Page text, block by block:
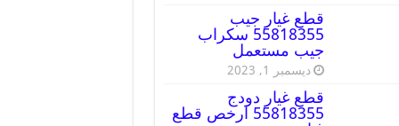
قطع غيار جيب
55818355 سكراب
جيب مستعمل
ديسمبر 1, 2023
قطع غيار دودج
55818355 ارخص قطع